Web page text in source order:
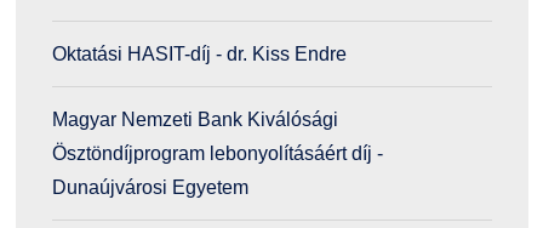
Oktatási ­HASIT-díj - dr. Kiss Endre
Magyar Nemzeti Bank Kiválósági
Ösztöndíjprogram lebonyolításáért díj -
Dunaújvárosi Egyetem